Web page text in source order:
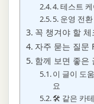
4. 테스트
5. 운영 전환
꼭 챙겨야 할 체
자주 묻는 질문
함께 보면 좋은
이 글이 도
요
🛠️ 같은 카